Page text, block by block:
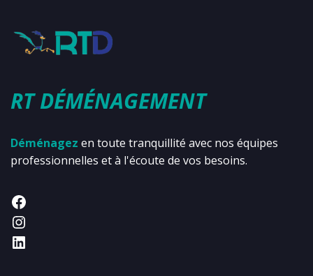
RT DÉMÉNAGEMENT
Déménagez en toute tranquillité avec nos équipes
professionnelles et à l'écoute de vos besoins.